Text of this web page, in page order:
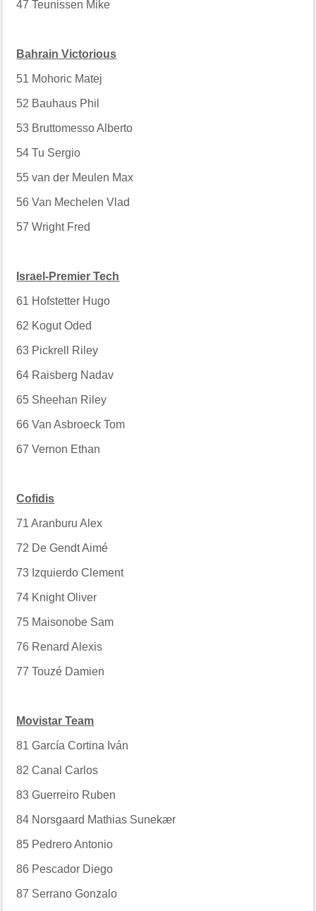
47 Teunissen Mike
Bahrain Victorious
51 Mohoric Matej
52 Bauhaus Phil
53 Bruttomesso Alberto
54 Tu Sergio
55 van der Meulen Max
56 Van Mechelen Vlad
57 Wright Fred
Israel-Premier Tech
61 Hofstetter Hugo
62 Kogut Oded
63 Pickrell Riley
64 Raisberg Nadav
65 Sheehan Riley
66 Van Asbroeck Tom
67 Vernon Ethan
Cofidis
71 Aranburu Alex
72 De Gendt Aimé
73 Izquierdo Clement
74 Knight Oliver
75 Maisonobe Sam
76 Renard Alexis
77 Touzé Damien
Movistar Team
81 García Cortina Iván
82 Canal Carlos
83 Guerreiro Ruben
84 Norsgaard Mathias Sunekær
85 Pedrero Antonio
86 Pescador Diego
87 Serrano Gonzalo